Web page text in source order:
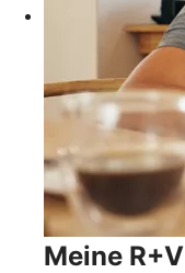
Meine R+V